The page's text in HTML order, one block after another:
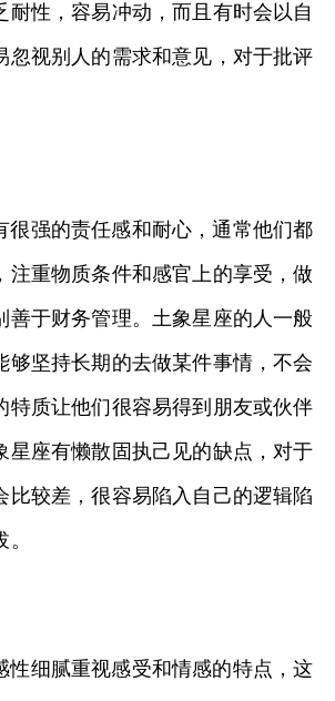
耐性，容易冲动，而且有时会以自
忽视别人的需求和意见，对于批评
很强的责任感和耐心，通常他们都
注重物质条件和感官上的享受，做
善于财务管理。土象星座的人一般
够坚持长期的去做某件事情，不会
特质让他们很容易得到朋友或伙伴
星座有懒散固执己见的缺点，对于
比较差，很容易陷入自己的逻辑陷
性细腻重视感受和情感的特点，这